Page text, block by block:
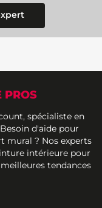
PROS
spécialiste en
d'aide pour
mural ? Nos experts
intérieure pour
tendances